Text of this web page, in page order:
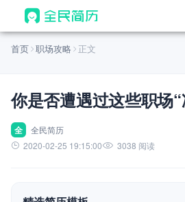
首页
AI 生成简历
AI 优化简历
AI 翻译简历
首页 职场攻略 正文
你是否遭遇过这些职场
全
全民简历
2020-02-25 19:15:00
3038 阅读